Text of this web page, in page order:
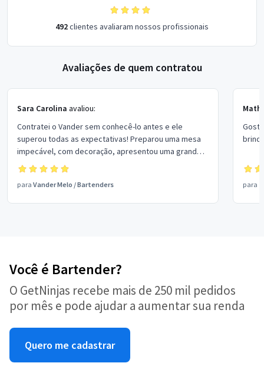
492clientes avaliaram nossos profissionais
Avaliações de quem contratou
Sara Carolina avaliou:
Contratei o Vander sem conhecê-lo antes e ele
superou todas as expectativas! Preparou uma mesa
impecável, com decoração, apresentou uma grande
variedade de drinks com e sem álcool e encantou
todos os convidados. Todos saíram satisfeitos e
elogiando. Além de extremamente profissional, é uma
pessoa simpática e atenciosa. Recomendo demais!!
para Vander Melo /Bartenders para
Você é Bartender?
O GetNinjas recebe mais de 250 mil pedidos
por mês e pode ajudar a aumentar sua renda
Quero me cadastrar